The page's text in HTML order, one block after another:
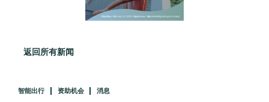
返回所有新闻
智能出行 资助机会 消息